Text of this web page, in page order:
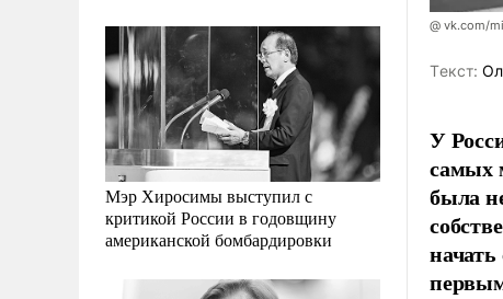
Мэр Хиросимы выступил с
критикой России в годовщину
американской бомбардировки
@ vk.com/
Tекст:
У
самых
была